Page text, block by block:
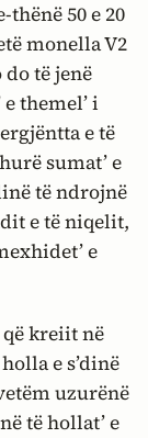
thënë 50 e 20
monella V2
do të jenë
themel’ i
e të
sumat’ e
të ndrojnë
e të niqelit,
e
kreiit në
e s’dinë
uzurënë
të hollat’ e